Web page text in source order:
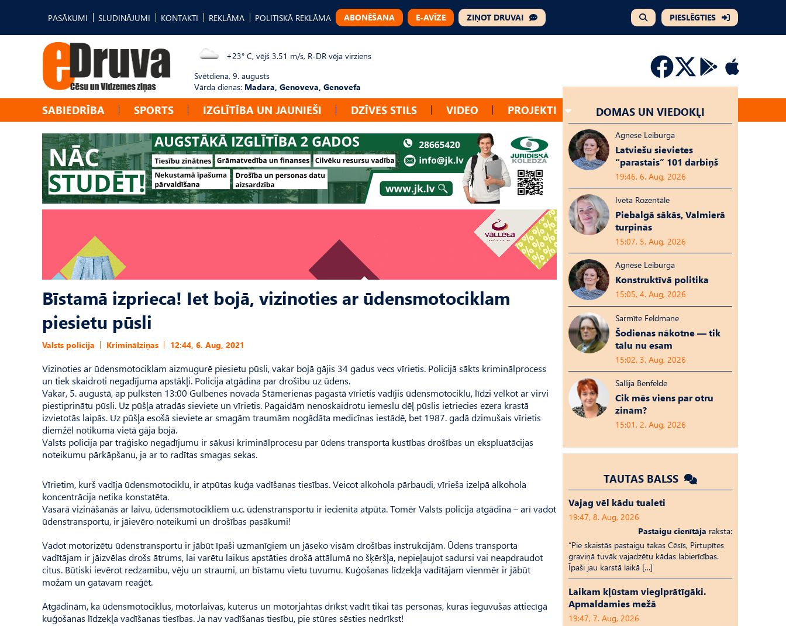
PASĀKUMI SLUDINĀJUMI KONTAKTI REKLĀMA POLITISKĀ REKLĀMA ABONĒŠANA E-AVĪZE ZIŅOT DRUVAI PIESLĒGTIES
+23° C, vējš 3.51 m/s, R-DR vēja virziens
Svētdiena, 9. augusts
Vārda dienas: Madara, Genoveva, Genovefa
SABIEDRĪBA SPORTS IZGLĪTĪBA UN JAUNIEŠI DZĪVES STILS VIDEO PROJEKTI
Bīstamā izprieca! Iet bojā, vizinoties ar ūdensmotociklam
piesietu pūsli
Valsts policija Kriminālziņas 12:44, 6. Aug, 2021
Vizinoties ar ūdensmotociklam aizmugurē piesietu pūsli, vakar bojā gājis 34 gadus vecs vīrietis. Policijā sākts kriminālprocess
un tiek skaidroti negadījuma apstākļi. Policija atgādina par drošību uz ūdens.
Vakar, 5. augustā, ap pulksten 13:00 Gulbenes novada Stāmerienas pagastā vīrietis vadījis ūdensmotociklu, līdzi velkot ar virvi
piestiprinātu pūsli. Uz pūšļa atradās sieviete un vīrietis. Pagaidām nenoskaidrotu iemeslu dēļ pūslis ietriecies ezera krastā
izvietotās laipās. Uz pūšļa esošā sieviete ar smagām traumām nogādāta medicīnas iestādē, bet 1987. gadā dzimušais vīrietis
diemžēl notikuma vietā gāja bojā.
Valsts policija par traģisko negadījumu ir sākusi kriminālprocesu par ūdens transporta kustības drošības un ekspluatācijas
noteikumu pārkāpšanu, ja ar to radītas smagas sekas.
Vīrietim, kurš vadīja ūdensmotociklu, ir atpūtas kuģa vadīšanas tiesības. Veicot alkohola pārbaudi, vīrieša izelpā alkohola
koncentrācija netika konstatēta.
Vasarā vizināšanās ar laivu, ūdensmotocikliem u.c. ūdenstransportu ir iecienīta atpūta. Tomēr Valsts policija atgādina – arī vadot
ūdenstransportu, ir jāievēro noteikumi un drošības pasākumi!
Vadot motorizētu ūdenstransportu ir jābūt īpaši uzmanīgiem un jāseko visām drošības instrukcijām. Ūdens transporta
vadītājam ir jāizvēlas drošs ātrums, lai varētu laikus apstāties drošā attālumā no šķēršļa, nepieļaujot sadursi vai neapdraudot
citus. Būtiski ievērot redzamību, vēju un straumi, un bīstamu vietu tuvumu. Kuģošanas līdzekļa vadītājam vienmēr ir jābūt
možam un gatavam reaģēt.
Atgādinām, ka ūdensmotociklus, motorlaivas, kuterus un motorjahtas drīkst vadīt tikai tās personas, kuras ieguvušas attiecīgā
kuģošanas līdzekļa vadīšanas tiesības. Ja nav vadīšanas tiesību, pie stūres sēsties nedrīkst!
DOMAS UN VIEDOKĻI
Agnese Leiburga
Latviešu sievietes
“parastais” 101 darbiņš
19:46, 6. Aug, 2026
Iveta Rozentāle
Piebalgā sākās, Valmierā
turpinās
15:07, 5. Aug, 2026
Agnese Leiburga
Konstruktīvā politika
15:05, 4. Aug, 2026
Sarmīte Feldmane
Šodienas nākotne — tik
tālu nu esam
15:02, 3. Aug, 2026
Sallija Benfelde
Cik mēs viens par otru
zinām?
15:01, 2. Aug, 2026
TAUTAS BALSS
Vajag vēl kādu tualeti
19:47, 8. Aug, 2026
Pastaigu cienītāja raksta:
“Pie skaistās pastaigu takas Cēsīs, Pirtupītes
graviņā tuvāk vajadzētu kādas labierīcības.
Īpaši jau karstā laikā […]
Laikam kļūstam vieglprātīgāki.
Apmaldamies mežā
19:47, 7. Aug, 2026